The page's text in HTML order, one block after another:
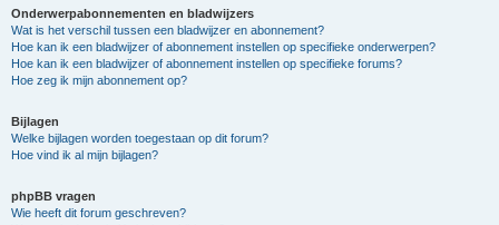
Onderwerpabonnementen en bladwijzers
Wat is het verschil tussen een bladwijzer en abonnement?
Hoe kan ik een bladwijzer of abonnement instellen op specifieke onderwerpen?
Hoe kan ik een bladwijzer of abonnement instellen op specifieke forums?
Hoe zeg ik mijn abonnement op?
Bijlagen
Welke bijlagen worden toegestaan op dit forum?
Hoe vind ik al mijn bijlagen?
phpBB vragen
Wie heeft dit forum geschreven?